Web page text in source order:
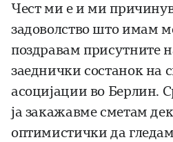
Чест ми е и ми
задоволство што имам
поздравам присутните
заеднички состанок на
асоцијации во Берлин.
ја закажавме сметам
оптимистички да